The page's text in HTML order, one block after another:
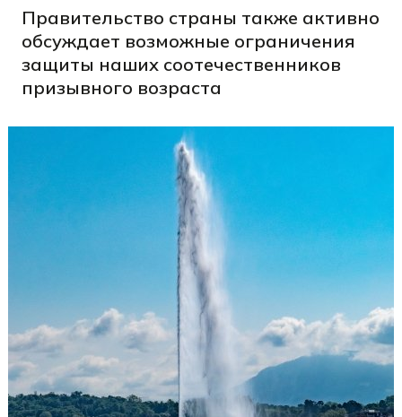
Правительство страны также активно
обсуждает возможные ограничения
защиты наших соотечественников
призывного возраста